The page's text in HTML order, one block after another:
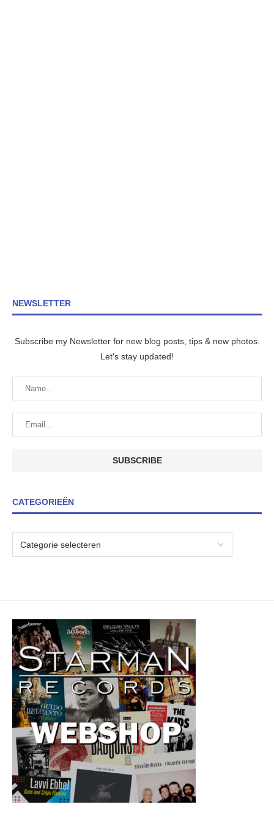
NEWSLETTER
Subscribe my Newsletter for new blog posts, tips & new photos.
Let's stay updated!
CATEGORIEËN